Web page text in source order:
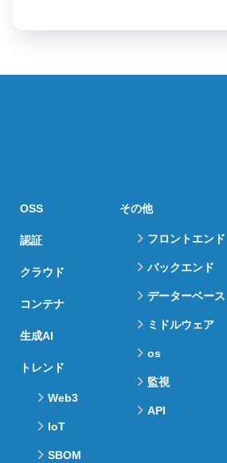
OSS
認証
クラウド
コンテナ
生成AI
トレンド
Web3
IoT
SBOM
その他
フロントエンド
バックエンド
データーベース
ミドルウェア
os
監視
API